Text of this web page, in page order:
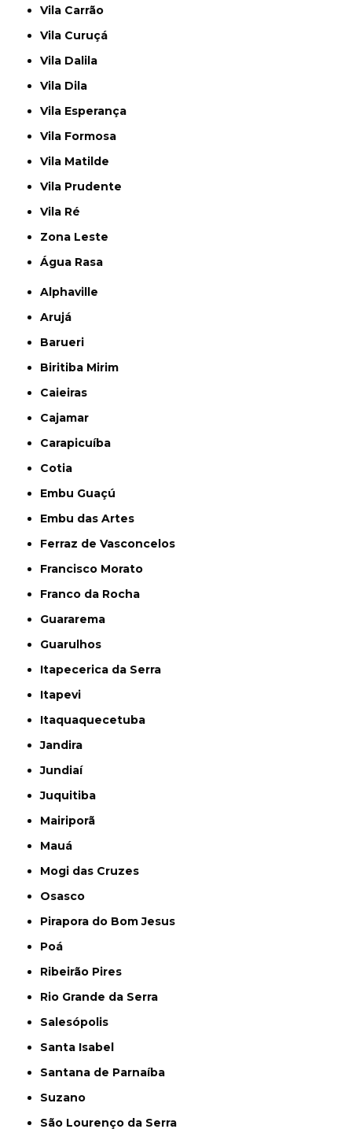
Vila Carrão
Vila Curuçá
Vila Dalila
Vila Dila
Vila Esperança
Vila Formosa
Vila Matilde
Vila Prudente
Vila Ré
Zona Leste
Água Rasa
Alphaville
Arujá
Barueri
Biritiba Mirim
Caieiras
Cajamar
Carapicuíba
Cotia
Embu Guaçú
Embu das Artes
Ferraz de Vasconcelos
Francisco Morato
Franco da Rocha
Guararema
Guarulhos
Itapecerica da Serra
Itapevi
Itaquaquecetuba
Jandira
Jundiaí
Juquitiba
Mairiporã
Mauá
Mogi das Cruzes
Osasco
Pirapora do Bom Jesus
Poá
Ribeirão Pires
Rio Grande da Serra
Salesópolis
Santa Isabel
Santana de Parnaíba
Suzano
São Lourenço da Serra